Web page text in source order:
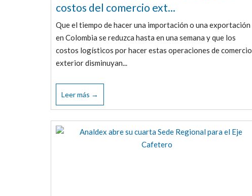
costos del comercio ext...
Que el tiempo de hacer una importación o una exportación
en Colombia se reduzca hasta en una semana y que los
costos logísticos por hacer estas operaciones de comercio
exterior disminuyan...
Leer más →